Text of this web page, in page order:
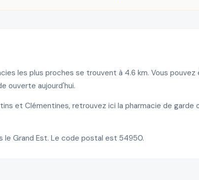
les plus proches se trouvent à 4.6 km. Vous
ouverte aujourd'hui.
et Clémentines, retrouvez ici la pharmacie de garde
Grand Est. Le code postal est 54950.